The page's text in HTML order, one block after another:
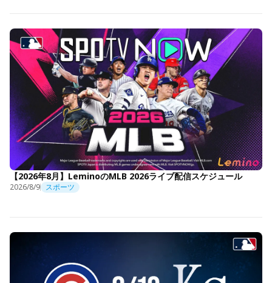
【2026年8月】LeminoのMLB 2026ライブ配信スケジュール
2026/8/9 スポーツ